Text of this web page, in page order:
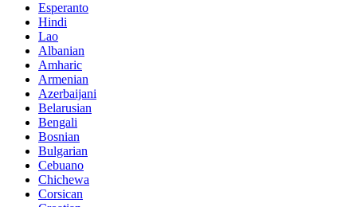
Esperanto
Hindi
Lao
Albanian
Amharic
Armenian
Azerbaijani
Belarusian
Bengali
Bosnian
Bulgarian
Cebuano
Chichewa
Corsican